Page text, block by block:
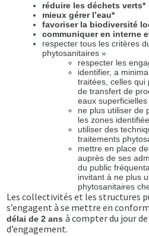
réduire les déchets verts*
mieux gérer l’eau*
favoriser la biodiversité
communiquer en interne
respecter tous les critères
phytosanitaires »
respecter les
identifier, a
traitées, celles qui
de transfert de
eaux
ne plus utiliser de
les zones
utiliser des
traitements
mettre en place
auprès de ses
du public
invitant à ne plus
phytosanitaires
Les collectivités et les structures
s’engagent à se mettre en
délai de 2 ansà compter du jour
d’engagement.